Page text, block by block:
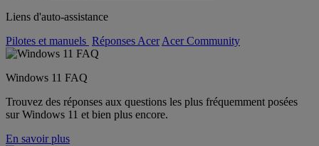
Liens d'auto-assistance
Pilotes et manuels Réponses Acer Acer Community
Windows 11 FAQ
Trouvez des réponses aux questions les plus fréquemment posées
sur Windows 11 et bien plus encore.
En savoir plus